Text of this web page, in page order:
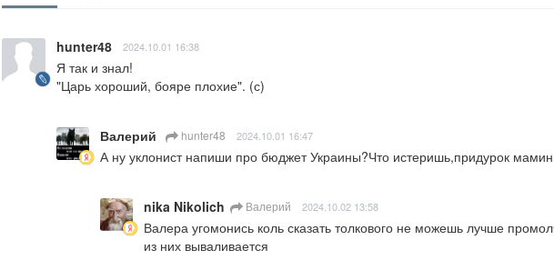
hunter48 2024.10.01 16:38
Я так и знал!
"Царь хороший, бояре плохие". (с)
Валерий hunter48 2024.10.01 16:47
А ну уклонист напиши про бюджет Украины?Что истеришь,придурок
nika Nikolich Валерий 2024.10.02 13:58
Валера угомонись коль сказать толкового не можешь лучше
из них вываливается